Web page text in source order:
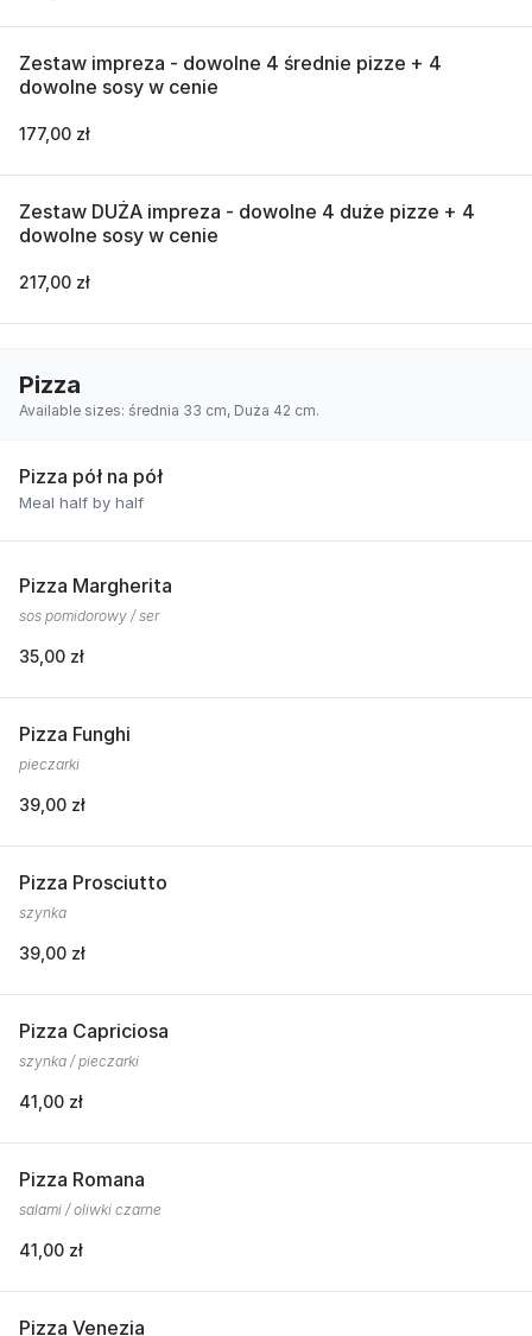
Zestaw impreza - dowolne 4 średnie pizze + 4
dowolne sosy w cenie
177,00 zł
Zestaw DUŻA impreza - dowolne 4 duże pizze + 4
dowolne sosy w cenie
217,00 zł
Pizza
Available sizes: średnia 33 cm, Duża 42 cm.
Pizza pół na pół
Meal half by half
Pizza Margherita
sos pomidorowy / ser
35,00 zł
Pizza Funghi
pieczarki
39,00 zł
Pizza Prosciutto
szynka
39,00 zł
Pizza Capriciosa
szynka / pieczarki
41,00 zł
Pizza Romana
salami / oliwki czarne
41,00 zł
Pizza Venezia